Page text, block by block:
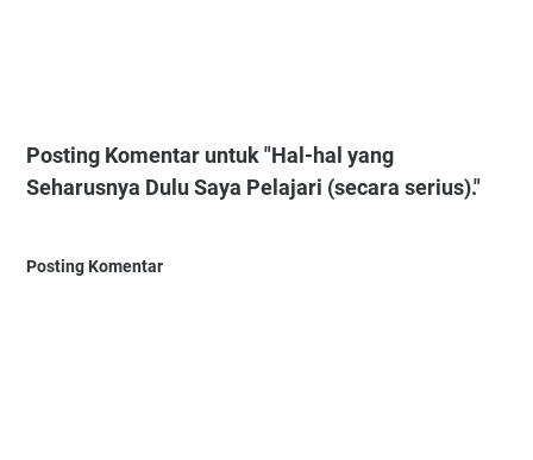
Posting Komentar untuk "Hal-hal yang
Seharusnya Dulu Saya Pelajari (secara serius)."
Posting Komentar